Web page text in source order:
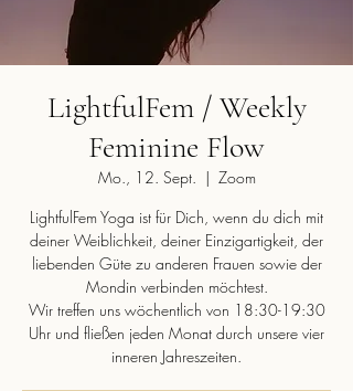
LightfulFem / Weekly
Feminine Flow
Mo., 12. Sept.
  |
Zoom
LightfulFem Yoga ist für Dich, wenn du dich mit
deiner Weiblichkeit, deiner Einzigartigkeit, der
liebenden Güte zu anderen Frauen sowie der
Mondin verbinden möchtest.
Wir treffen uns wöchentlich von 18:30-19:30
Uhr und fließen jeden Monat durch unsere vier
inneren Jahreszeiten.